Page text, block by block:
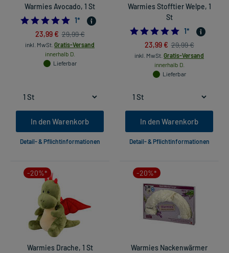
Warmies Avocado, 1 St
5.0
1*
23,99 € 29,99 €
inkl. MwSt. Gratis-Versand
innerhalb D.
Lieferbar
In den Warenkorb
Detail- & Pflichtinformationen
Warmies Stofftier Welpe, 1
St
5.0
1*
23,99 € 29,99 €
inkl. MwSt. Gratis-Versand
innerhalb D.
Lieferbar
In den Warenkorb
Detail- & Pflichtinformationen
-20%*
Warmies Drache, 1 St
-20%*
Warmies Nackenwärmer